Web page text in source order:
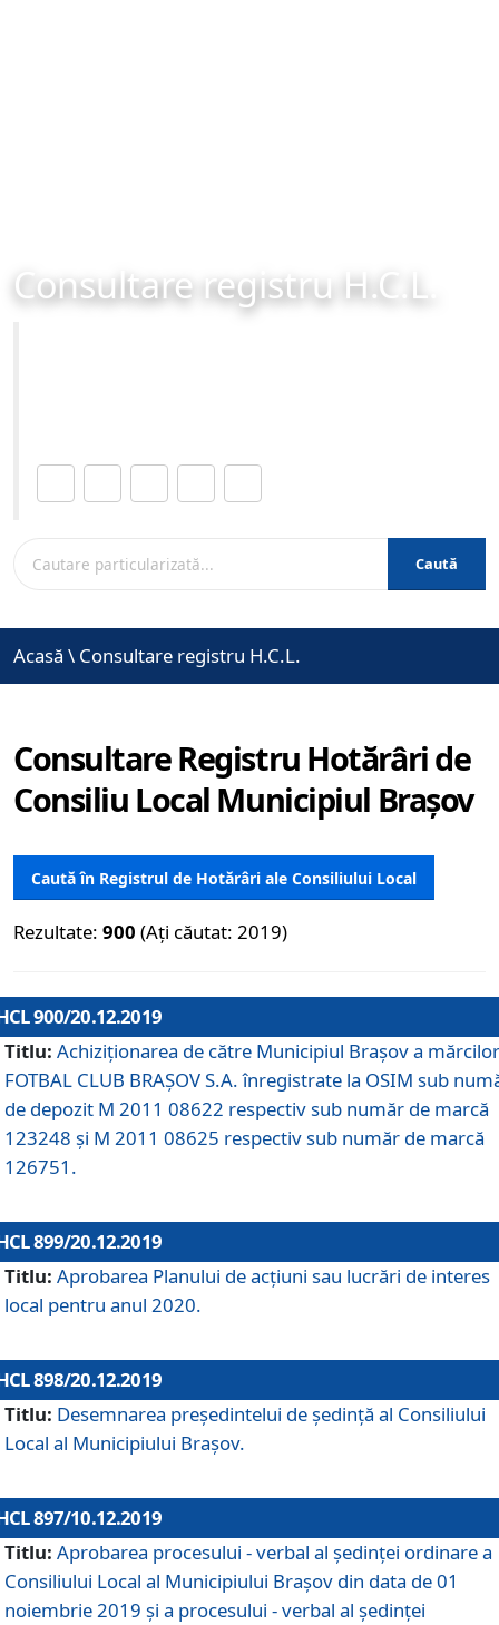
Consultare registru H.C.L.
Caută
Acasă \ Consultare registru H.C.L.
Consultare Registru Hotărâri de
Consiliu Local Municipiul Brașov
Caută în Registrul de Hotărâri ale Consiliului Local
Rezultate: 900 (Ați căutat: 2019)
900/20.12.2019
Titlu: Achiziționarea de către Municipiul Brașov a mărcilor
FOTBAL CLUB BRAȘOV S.A. înregistrate la OSIM sub
de depozit M 2011 08622 respectiv sub număr de marcă
123248 și M 2011 08625 respectiv sub număr de marcă
126751.
899/20.12.2019
Titlu: Aprobarea Planului de acţiuni sau lucrări de interes
local pentru anul 2020.
898/20.12.2019
Titlu: Desemnarea preşedintelui de şedinţă al Consiliului
Local al Municipiului Braşov.
897/10.12.2019
Titlu: Aprobarea procesului - verbal al şedinţei ordinare a
Consiliului Local al Municipiului Brașov din data de 01
noiembrie 2019 și a procesului - verbal al ședinței